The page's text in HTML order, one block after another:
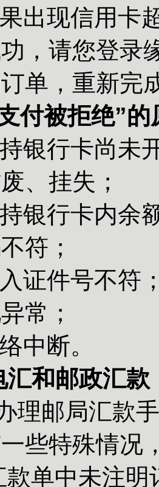
现信用卡超
，请您登录
单，重新完
付被拒绝”的
行卡尚未
、挂失；
持银行
符；
入证
常；
断。
和邮政汇款
邮局汇款手
些特殊情况
单中未注明